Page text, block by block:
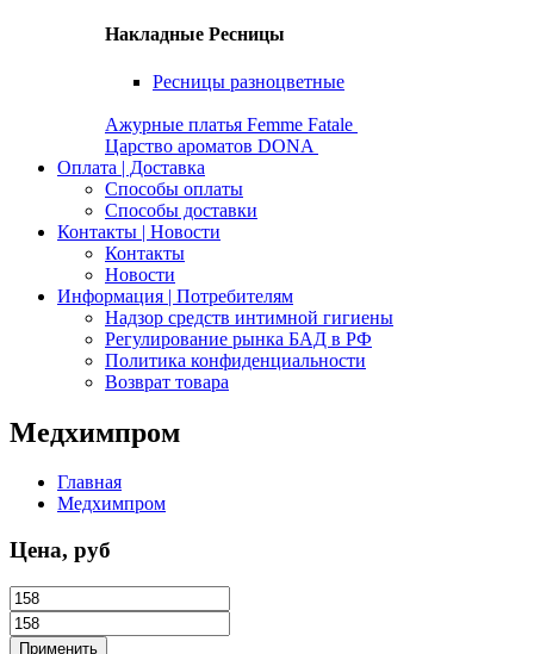
Накладные Ресницы
Ресницы разноцветные
Ажурные платья Femme Fatale
Царство ароматов DONA
Оплата | Доставка
Способы оплаты
Способы доставки
Контакты | Новости
Контакты
Новости
Информация | Потребителям
Надзор средств интимной гигиены
Регулирование рынка БАД в РФ
Политика конфиденциальности
Возврат товара
Медхимпром
Главная
Медхимпром
Цена, руб